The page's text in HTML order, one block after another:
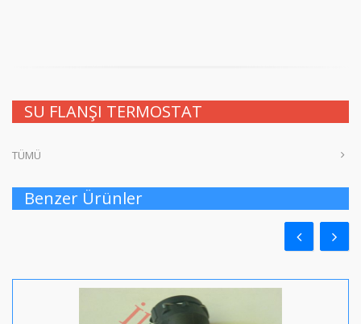
SU FLANŞI TERMOSTAT
TÜMÜ
Benzer Ürünler